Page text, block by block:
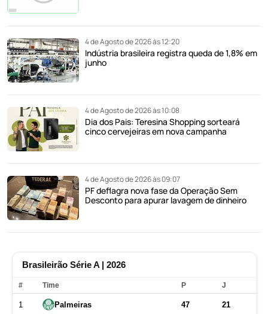
4 de Agosto de 2026 às 12:20
Indústria brasileira registra queda de 1,8% em
junho
4 de Agosto de 2026 às 10:08
Dia dos Pais: Teresina Shopping sorteará
cinco cervejeiras em nova campanha
4 de Agosto de 2026 às 09:07
PF deflagra nova fase da Operação Sem
Desconto para apurar lavagem de dinheiro